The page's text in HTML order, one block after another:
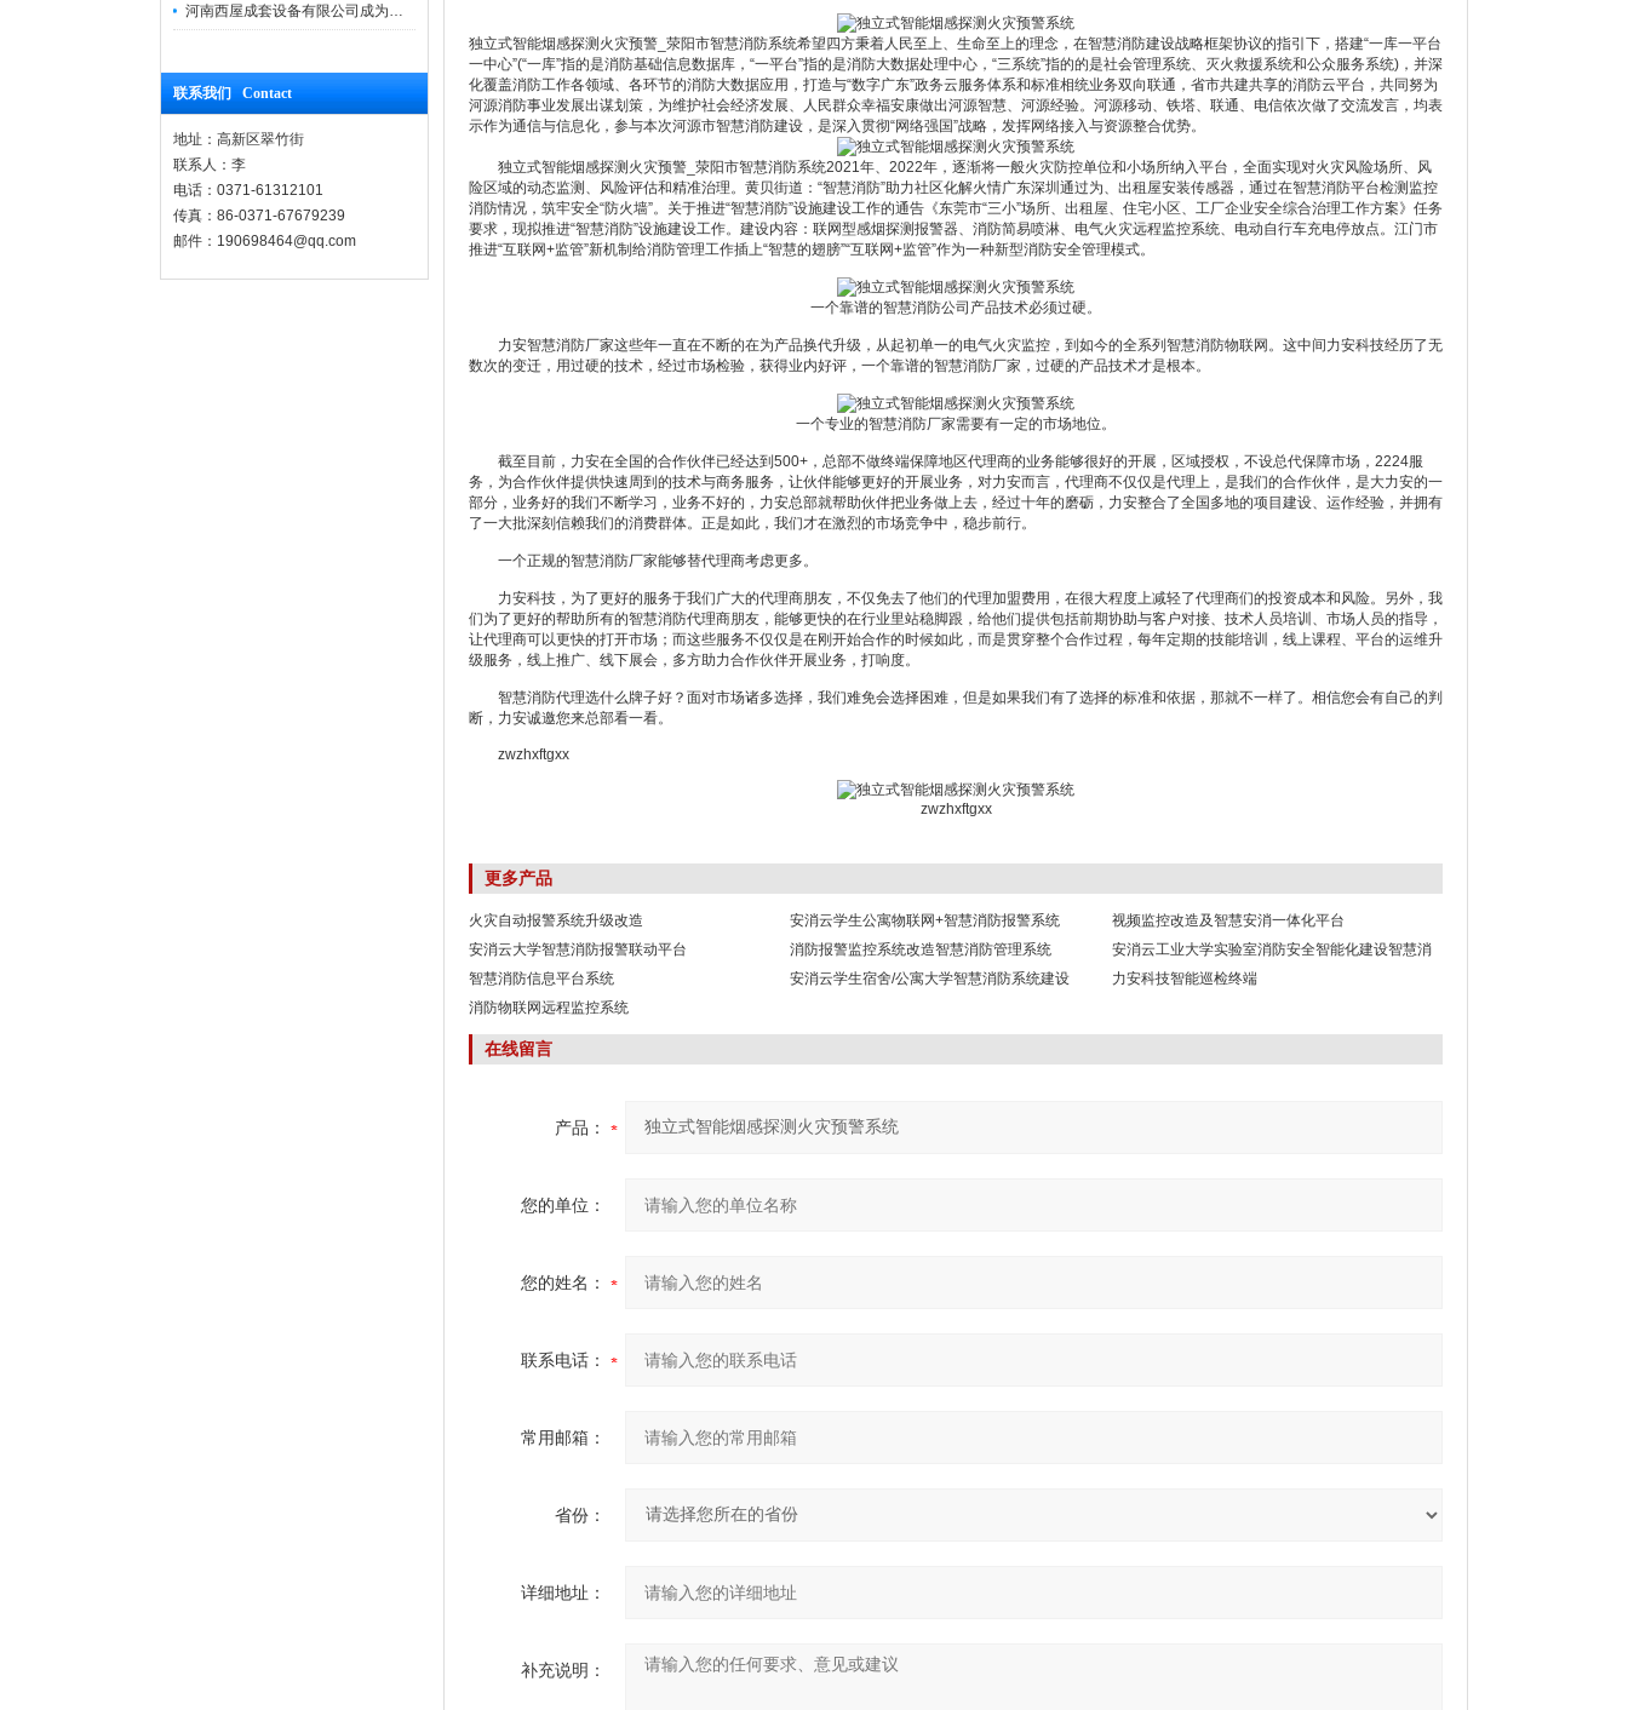
河南西屋成套设备有限公司成为力安电易云战略合作伙伴，共创智能配电新未来
联系我们 Contact
地址：高新区翠竹街
联系人：李
电话：0371-61312101
传真：86-0371-67679239
邮件：190698464@qq.com
独立式智能烟感探测火灾预警_荥阳市智慧消防系统希望四方秉着人民至上、生命至上的理念，在智慧消防建设战略框架协议的指引下，搭建“一库一平台
一中心”(“一库”指的是消防基础信息数据库，“一平台”指的是消防大数据处理中心，“三系统”指的的是社会管理系统、灭火救援系统和公众服务系统)，并深
化覆盖消防工作各领域、各环节的消防大数据应用，打造与“数字广东”政务云服务体系和标准相统业务双向联通，省市共建共享的消防云平台，共同努为
河源消防事业发展出谋划策，为维护社会经济发展、人民群众幸福安康做出河源智慧、河源经验。河源移动、铁塔、联通、电信依次做了交流发言，均表
示作为通信与信息化，参与本次河源市智慧消防建设，是深入贯彻“网络强国”战略，发挥网络接入与资源整合优势。
独立式智能烟感探测火灾预警_荥阳市智慧消防系统2021年、2022年，逐渐将一般火灾防控单位和小场所纳入平台，全面实现对火灾风险场所、风
险区域的动态监测、风险评估和精准治理。黄贝街道：“智慧消防”助力社区化解火情广东深圳通过为、出租屋安装传感器，通过在智慧消防平台检测监控
消防情况，筑牢安全“防火墙”。关于推进“智慧消防”设施建设工作的通告《东莞市“三小”场所、出租屋、住宅小区、工厂企业安全综合治理工作方案》任务
要求，现拟推进“智慧消防”设施建设工作。建设内容：联网型感烟探测报警器、消防简易喷淋、电气火灾远程监控系统、电动自行车充电停放点。江门市
推进“互联网+监管”新机制给消防管理工作插上“智慧的翅膀”“互联网+监管”作为一种新型消防安全管理模式。
一个靠谱的智慧消防公司产品技术必须过硬。
力安智慧消防厂家这些年一直在不断的在为产品换代升级，从起初单一的电气火灾监控，到如今的全系列智慧消防物联网。这中间力安科技经历了无
数次的变迁，用过硬的技术，经过市场检验，获得业内好评，一个靠谱的智慧消防厂家，过硬的产品技术才是根本。
一个专业的智慧消防厂家需要有一定的市场地位。
截至目前，力安在全国的合作伙伴已经达到500+，总部不做终端保障地区代理商的业务能够很好的开展，区域授权，不设总代保障市场，2224服
务，为合作伙伴提供快速周到的技术与商务服务，让伙伴能够更好的开展业务，对力安而言，代理商不仅仅是代理上，是我们的合作伙伴，是大力安的一
部分，业务好的我们不断学习，业务不好的，力安总部就帮助伙伴把业务做上去，经过十年的磨砺，力安整合了全国多地的项目建设、运作经验，并拥有
了一大批深刻信赖我们的消费群体。正是如此，我们才在激烈的市场竞争中，稳步前行。
一个正规的智慧消防厂家能够替代理商考虑更多。
力安科技，为了更好的服务于我们广大的代理商朋友，不仅免去了他们的代理加盟费用，在很大程度上减轻了代理商们的投资成本和风险。另外，我
们为了更好的帮助所有的智慧消防代理商朋友，能够更快的在行业里站稳脚跟，给他们提供包括前期协助与客户对接、技术人员培训、市场人员的指导，
让代理商可以更快的打开市场；而这些服务不仅仅是在刚开始合作的时候如此，而是贯穿整个合作过程，每年定期的技能培训，线上课程、平台的运维升
级服务，线上推广、线下展会，多方助力合作伙伴开展业务，打响度。
智慧消防代理选什么牌子好？面对市场诸多选择，我们难免会选择困难，但是如果我们有了选择的标准和依据，那就不一样了。相信您会有自己的判
断，力安诚邀您来总部看一看。
zwzhxftgxx
zwzhxftgxx
更多产品
火灾自动报警系统升级改造 安消云学生公寓物联网+智慧消防报警系统
视频监控改造及智慧安消一体化平台
安消云大学智慧消防报警联动平台
消防报警监控系统改造智慧消防管理系统
安消云工业大学实验室消防安全智能化建设智慧消
防
智慧消防信息平台系统 安消云学生宿舍/公寓大学智慧消防系统建设
力安科技智能巡检终端
消防物联网远程监控系统
在线留言
产品：
您的单位：
您的姓名：
联系电话：
常用邮箱：
省份：
详细地址：
补充说明：